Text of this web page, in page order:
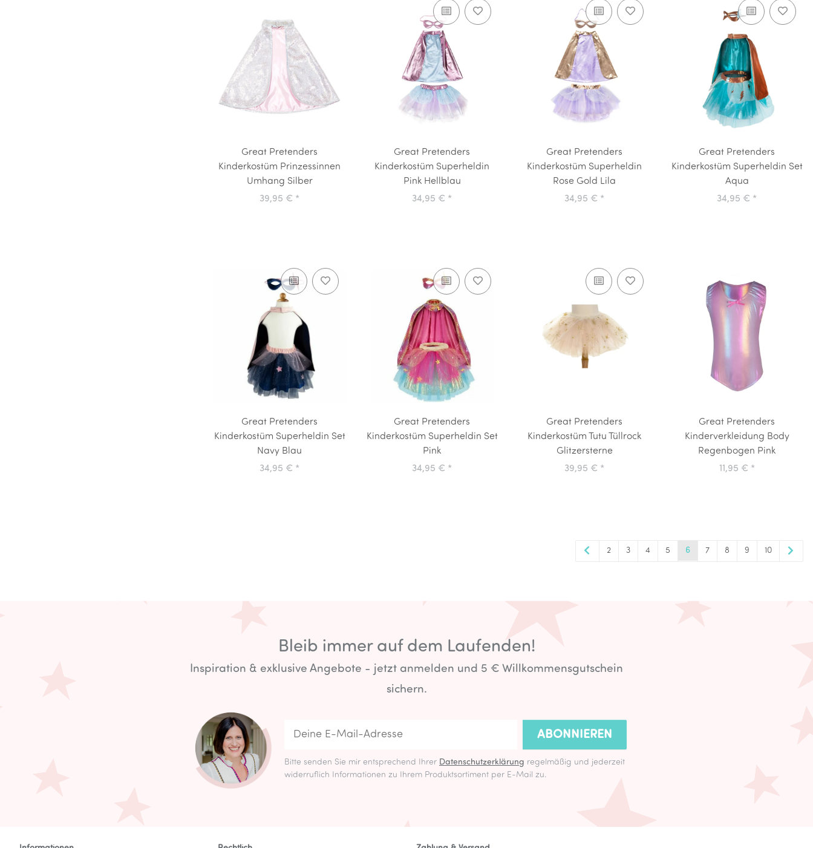
Great Pretenders
Kinderkostüm Prinzessinnen
Umhang Silber
39,95 € *
Great Pretenders
Kinderkostüm Superheldin
Pink Hellblau
34,95 € *
Great Pretenders
Kinderkostüm Superheldin
Rose Gold Lila
34,95 € *
Great Pretenders
Kinderkostüm Superheldin Set
Aqua
34,95 € *
Great Pretenders
Kinderkostüm Superheldin Set
Navy Blau
34,95 € *
Great Pretenders
Kinderkostüm Superheldin Set
Pink
34,95 € *
Great Pretenders
Kinderkostüm Tutu Tüllrock
Glitzersterne
39,95 € *
Great Pretenders
Kinderverkleidung Body
Regenbogen Pink
11,95 € *
2 3 4 5 6 7 8 9 10
Bleib immer auf dem Laufenden!
Inspiration & exklusive Angebote - jetzt anmelden und 5 € Willkommensgutschein
sichern.
ABONNIEREN
Bitte senden Sie mir entsprechend Ihrer Datenschutzerklärung regelmäßig und jederzeit
widerruflich Informationen zu Ihrem Produktsortiment per E-Mail zu.